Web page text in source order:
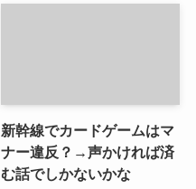
新幹線でカードゲームはマ
ナー違反？→声かければ済
む話でしかないかな